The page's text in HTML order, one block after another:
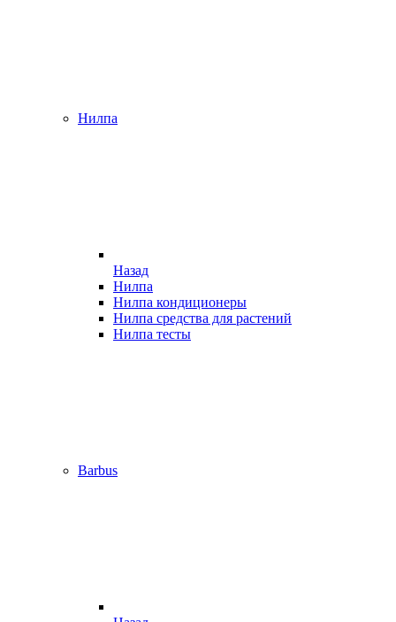
Нилпа
Назад
Нилпа
Нилпа кондиционеры
Нилпа средства для растений
Нилпа тесты
Barbus